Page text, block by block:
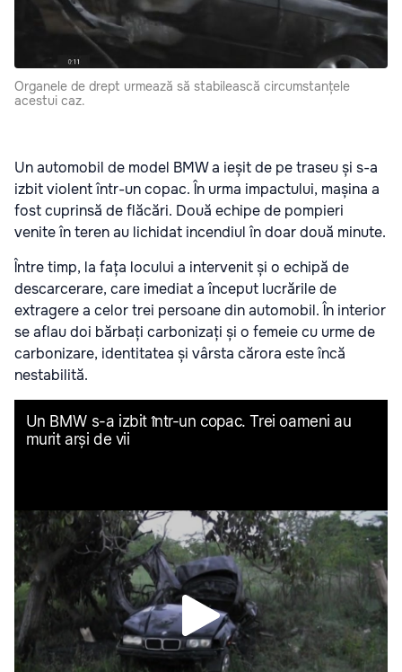
Organele de drept urmează să stabilească circumstanțele
acestui caz.
Un automobil de model BMW a ieșit de pe traseu și s-a
izbit violent într-un copac. În urma impactului, mașina a
fost cuprinsă de flăcări. Două echipe de pompieri
venite în teren au lichidat incendiul în doar două minute.
Între timp, la fața locului a intervenit și o echipă de
descarcerare, care imediat a început lucrările de
extragere a celor trei persoane din automobil. În interior
se aflau doi bărbați carbonizați și o femeie cu urme de
carbonizare, identitatea și vârsta cărora este încă
nestabilită.